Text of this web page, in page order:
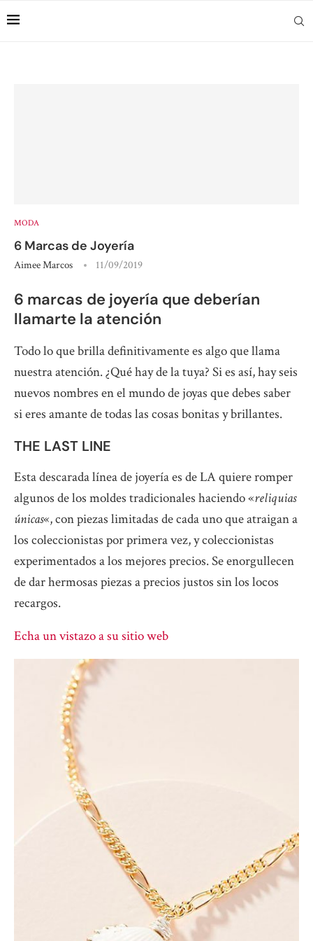
MODA
6 Marcas de Joyería
Aimee Marcos 11/09/2019
6 marcas de joyería que deberían
llamarte la atención
Todo lo que brilla definitivamente es algo que llama
nuestra atención. ¿Qué hay de la tuya? Si es así, hay seis
nuevos nombres en el mundo de joyas que debes saber
si eres amante de todas las cosas bonitas y brillantes.
THE LAST LINE
Esta descarada línea de joyería es de LA quiere romper
algunos de los moldes tradicionales haciendo «reliquias
únicas«, con piezas limitadas de cada uno que atraigan a
los coleccionistas por primera vez, y coleccionistas
experimentados a los mejores precios. Se enorgullecen
de dar hermosas piezas a precios justos sin los locos
recargos.
Echa un vistazo a su sitio web